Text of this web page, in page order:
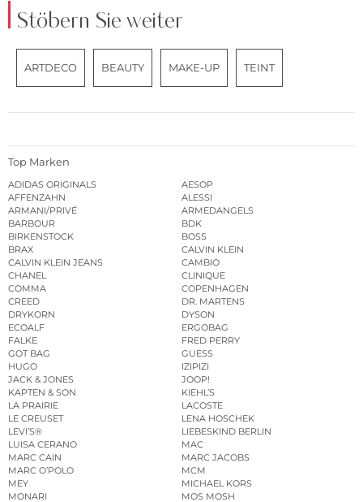
Stöbern Sie weiter
ARTDECO BEAUTY MAKE-UP TEINT
Top Marken
ADIDAS ORIGINALS
AESOP
AFFENZAHN
ALESSI
ARMANI/PRIVÉ
ARMEDANGELS
BARBOUR
BDK
BIRKENSTOCK
BOSS
BRAX
CALVIN KLEIN
CALVIN KLEIN JEANS
CAMBIO
CHANEL
CLINIQUE
COMMA
COPENHAGEN
CREED
DR. MARTENS
DRYKORN
DYSON
ECOALF
ERGOBAG
FALKE
FRED PERRY
GOT BAG
GUESS
HUGO
IZIPIZI
JACK & JONES
JOOP!
KAPTEN & SON
KIEHL’S
LA PRAIRIE
LACOSTE
LE CREUSET
LENA HOSCHEK
LEVI’S®
LIEBESKIND BERLIN
LUISA CERANO
MAC
MARC CAIN
MARC JACOBS
MARC O’POLO
MCM
MEY
MICHAEL KORS
MONARI
MOS MOSH